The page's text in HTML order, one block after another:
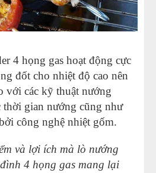
4 họng gas hoạt động cực
đốt cho nhiệt độ cao nên
với các kỹ thuật nướng
thời gian nướng cũng như
công nghệ nhiệt gốm.
và lợi ích mà lò nướng
4 họng gas mang lại